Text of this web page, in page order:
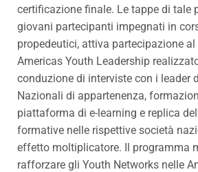
certificazione finale. Le tappe di tale
giovani partecipanti impegnati in
propedeutici, attiva partecipazione
Americas Youth Leadership
conduzione di interviste con i leader
Nazionali di appartenenza,
piattaforma di e-learning e replica
formative nelle rispettive società
effetto moltiplicatore. Il programma
rafforzare gli Youth Networks nelle